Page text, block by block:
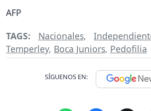
AFP
TAGS: Nacionales,
Temperley, Boca Juniors, Pedofilia
SÍGUENOS EN: